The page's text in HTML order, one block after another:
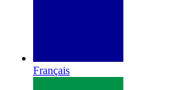
Français